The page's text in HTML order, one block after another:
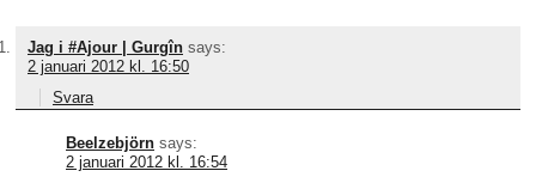
Jag i #Ajour | Gurgîn says:
2 januari 2012 kl. 16:50
Svara
Beelzebjörn says:
2 januari 2012 kl. 16:54